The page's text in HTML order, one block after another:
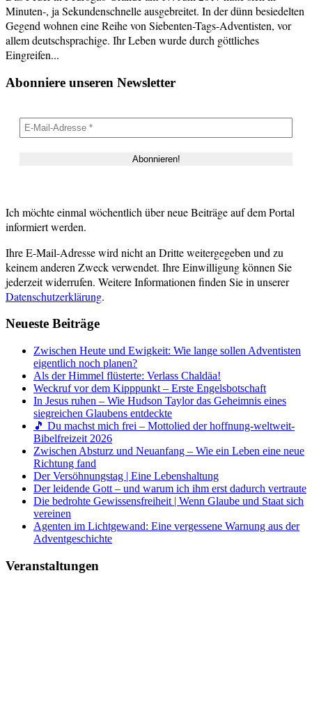
Minuten-, ja Sekundenschnelle ausgebreitet. In der dünn besiedelten
Gegend wohnen eine Reihe von Siebenten-Tags-Adventisten, vor
allem deutschsprachige. Ihr Leben wurde durch göttliches
Eingreifen...
Abonniere unseren Newsletter
Ich möchte einmal wöchentlich über neue Beiträge auf dem Portal
informiert werden.
Ihre E-Mail-Adresse wird nicht an Dritte weitergegeben und zu
keinem anderen Zweck verwendet. Ihre Einwilligung können Sie
jederzeit widerrufen. Weitere Informationen finden Sie in unserer
Datenschutzerklärung.
Neueste Beiträge
Zwischen Heute und Ewigkeit: Wie lange sollen Adventisten
eigentlich noch planen?
Als der Himmel flüsterte: Verlass Chaldäa!
Weckruf vor dem Kipppunkt – Erste Engelsbotschaft
In Jesus ruhen – Wie Hudson Taylor das Geheimnis eines
siegreichen Glaubens entdeckte
🎵 Du machst mich frei – Mottolied der hoffnung-weltweit-
Bibelfreizeit 2026
Zwischen Absturz und Neuanfang – Wie ein Leben eine neue
Richtung fand
Der Versöhnungstag | Eine Lebenshaltung
Der leidende Gott – und warum ich ihm erst dadurch vertraute
Die bedrohte Gewissensfreiheit | Wenn Glaube und Staat sich
vereinen
Agenten im Lichtgewand: Eine vergessene Warnung aus der
Adventgeschichte
Veranstaltungen